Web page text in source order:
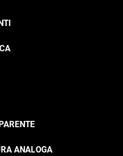
ANALOGA